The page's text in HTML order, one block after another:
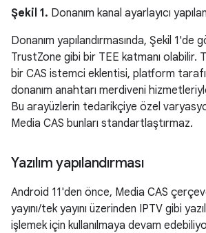
Şekil 1. Donanım kanal ayarlayıcı
Donanım yapılandırmasında, Şekil 1'de
TrustZone gibi bir TEE katmanı olabilir.
bir CAS istemci eklentisi, platform
donanım anahtarı merdiveni
Bu arayüzlerin tedarikçiye özel
Media CAS bunları standartlaştırmaz.
Yazılım yapılandırması
Android 11'den önce, Media CAS
yayını/tek yayını üzerinden IPTV gibi
işlemek için kullanılmaya devam